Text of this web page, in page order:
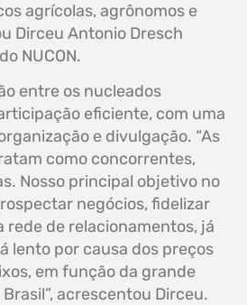
agrícolas, agrônomos e
Dirceu Antonio Dresch
NUCON.
entre os nucleados
eficiente, com uma
e divulgação. “As
como concorrentes,
Nosso principal objetivo no
negócios, fidelizar
rede de relacionamentos, já
lento por causa dos preços
em função da grande
acrescentou Dirceu.